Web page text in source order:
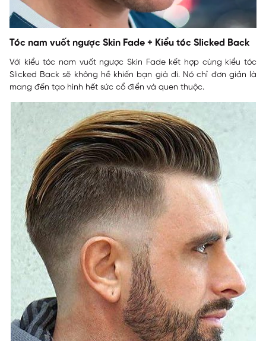
Tóc nam vuốt ngược Skin Fade + Kiểu tóc Slicked Back
Với kiểu tóc nam vuốt ngược Skin Fade kết hợp cùng kiểu tóc
Slicked Back sẽ không hề khiến bạn già đi. Nó chỉ đơn giản là
mang đến tạo hình hết sức cổ điển và quen thuộc.